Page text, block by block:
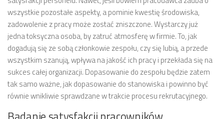
wszystkie pozostałe aspekty, a pominie kwestię środowiska,
zadowolenie z pracy może zostać zniszczone. Wystarczy już
jedna toksyczna osoba, by zatruć atmosferę w firmie. To, jak
dogadują się ze sobą członkowie zespołu, czy się lubią, a przede
wszystkim szanują, wpływa na jakość ich pracy i przekłada się na
sukces całej organizacji. Dopasowanie do zespołu będzie zatem
tak samo ważne, jak dopasowanie do stanowiska i powinno być
równie wnikliwie sprawdzane w trakcie procesu rekrutacyjnego.